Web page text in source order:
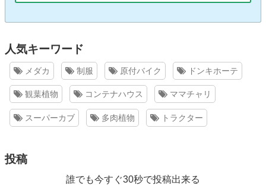
人気キーワード
メダカ 制服 原付バイク ドンキホーテ
観葉植物 コンテナハウス ママチャリ
スーパーカブ 多肉植物 トラクター
投稿
誰でも今すぐ30秒で投稿出来る